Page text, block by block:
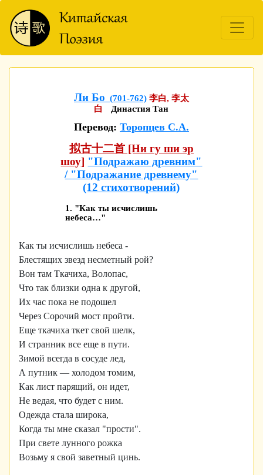
Ли Бо (701-762) 李白, 李太
白
Династия Тан
Перевод: Торопцев С.А.
拟古十二首 [Ни гу ши эр
шоу] "Подражаю древним"
/ "Подражание древнему"
(12 стихотворений)
1. "Как ты исчислишь
небеса…"
Как ты исчислишь небеса -
Блестящих звезд несметный рой?
Вон там Ткачиха, Волопас,
Что так близки одна к другой,
Их час пока не подошел
Через Сорочий мост пройти.
Еще ткачиха ткет свой шелк,
И странник все еще в пути.
Зимой всегда в сосуде лед,
А путник — холодом томим,
Как лист парящий, он идет,
Не ведая, что будет с ним.
Одежда стала широка,
Когда ты мне сказал "прости".
При свете лунного рожка
Возьму я свой заветный цинь.